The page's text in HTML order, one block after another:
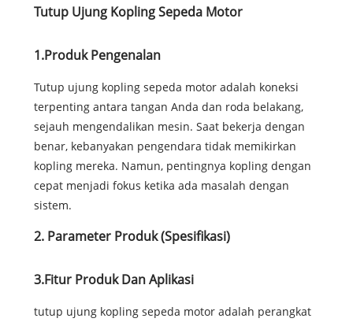
Tutup Ujung Kopling Sepeda Motor
1.Produk Pengenalan
Tutup ujung kopling sepeda motor adalah koneksi
terpenting antara tangan Anda dan roda belakang,
sejauh mengendalikan mesin. Saat bekerja dengan
benar, kebanyakan pengendara tidak memikirkan
kopling mereka. Namun, pentingnya kopling dengan
cepat menjadi fokus ketika ada masalah dengan
sistem.
2. Parameter Produk (Spesifikasi)
3.Fitur Produk Dan Aplikasi
tutup ujung kopling sepeda motor adalah perangkat